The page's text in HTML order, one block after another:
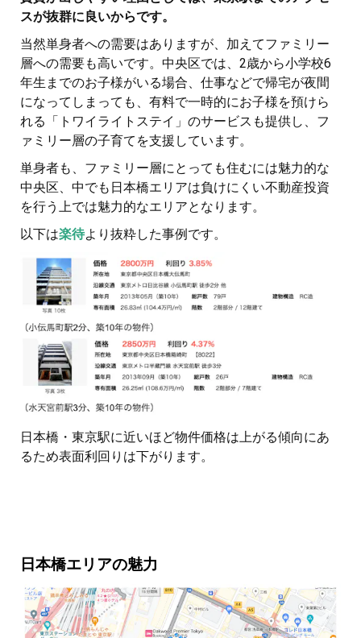
スが抜群に良いからです。
当然単身者への需要はありますが、加えてファミリー
層への需要も高いです。中央区では、2歳から小学校6
年生までのお子様がいる場合、仕事などで帰宅が夜間
になってしまっても、有料で一時的にお子様を預けら
れる「トワイライトステイ」のサービスも提供し、フ
ァミリー層の子育てを支援しています。
単身者も、ファミリー層にとっても住むには魅力的な
中央区、中でも日本橋エリアは負けにくい不動産投資
を行う上では魅力的なエリアとなります。
以下は楽待より抜粋した事例です。
日本橋・東京駅に近いほど物件価格は上がる傾向にあ
るため表面利回りは下がります。
日本橋エリアの魅力